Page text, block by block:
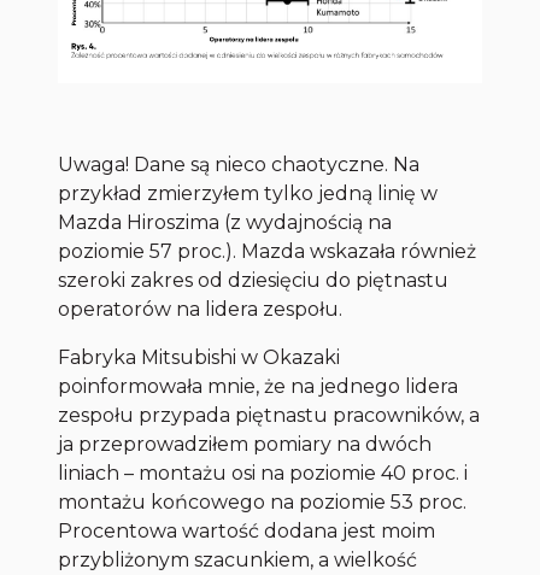
Uwaga! Dane są nieco chaotyczne. Na
przykład zmierzyłem tylko jedną linię w
Mazda Hiroszima (z wydajnością na
poziomie 57 proc.). Mazda wskazała również
szeroki zakres od dziesięciu do piętnastu
operatorów na lidera zespołu.
Fabryka Mitsubishi w Okazaki
poinformowała mnie, że na jednego lidera
zespołu przypada piętnastu pracowników, a
ja przeprowadziłem pomiary na dwóch
liniach – montażu osi na poziomie 40 proc. i
montażu końcowego na poziomie 53 proc.
Procentowa wartość dodana jest moim
przybliżonym szacunkiem, a wielkość